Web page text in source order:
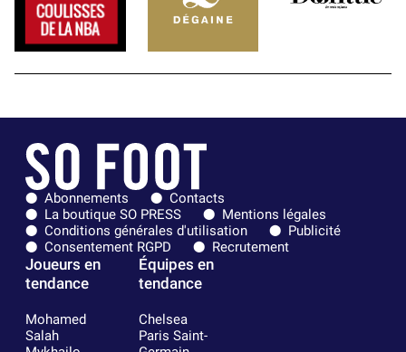
Abonnements
Contacts
La boutique SO PRESS
Mentions légales
Conditions générales d'utilisation
Publicité
Consentement RGPD
Recrutement
Joueurs en
tendance
Mohamed
Salah
Équipes en
tendance
Chelsea
Paris Saint-